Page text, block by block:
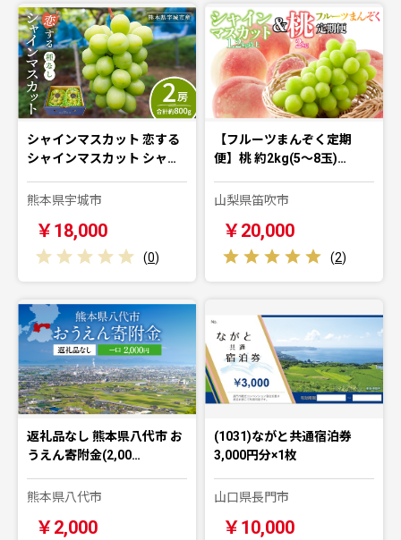
シャインマスカット 恋する
シャインマスカット シャ…
熊本県宇城市
￥18,000
(0)
【フルーツまんぞく定期
便】桃 約2kg(5～8玉)…
山梨県笛吹市
￥20,000
(2)
返礼品なし 熊本県八代市 お
うえん寄附金(2,00…
熊本県八代市
￥2,000
(1031)ながと共通宿泊券
3,000円分×1枚
山口県長門市
￥10,000